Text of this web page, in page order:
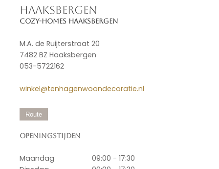
HAAKSBERGEN
Cozy-Homes Haaksbergen
M.A. de Ruijterstraat 20
7482 BZ Haaksbergen
053-5722162
winkel@tenhagenwoondecoratie.nl
Route
Openingstijden
Maandag
09:00 - 17:30